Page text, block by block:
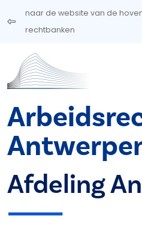
Overslaan en naar de inhoud
naar de website van de
rechtbanken
Afdeling